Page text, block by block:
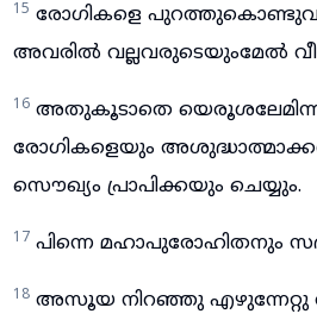
15 രോഗികളെ
അവരിൽ വല്ലവരുടെയുംമേൽ
16 അതുകൂടാതെ യെരൂശലേമിന്നു
രോഗികളെയും
സൌഖ്യം പ്രാപിക്കയും ചെയ്യും.
17 പിന്നെ മഹാപുരോഹിതനും
18 അസൂയ നിറഞ്ഞു എഴുന്നേറ്റു